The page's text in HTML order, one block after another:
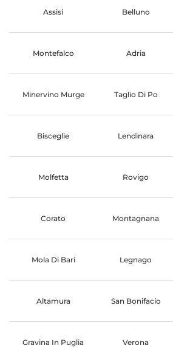
Assisi Belluno
Montefalco Adria
Minervino Murge Taglio Di Po
Bisceglie Lendinara
Molfetta Rovigo
Corato Montagnana
Mola Di Bari Legnago
Altamura San Bonifacio
Gravina In Puglia Verona